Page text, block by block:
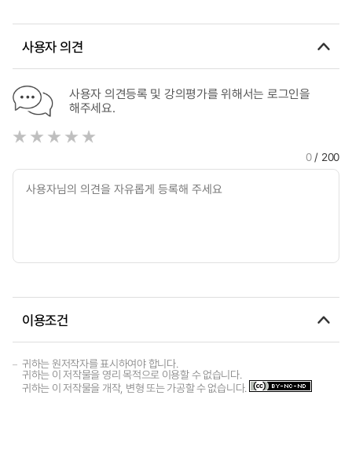
사용자 의견
사용자 의견등록 및 강의평가를 위해서는 로그인을
해주세요.
0/ 200
이용조건
귀하는 원저작자를 표시하여야 합니다.
귀하는 이 저작물을 영리 목적으로 이용할 수 없습니다.
귀하는 이 저작물을 개작, 변형 또는 가공할 수 없습니다.